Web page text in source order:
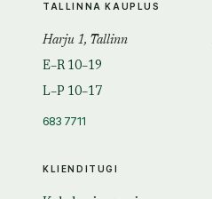
KLIENDITUGI
TALLINNA KAUPLUS
Harju 1, Tallinn
E–R 10–19
L–P 10–17
683 7711